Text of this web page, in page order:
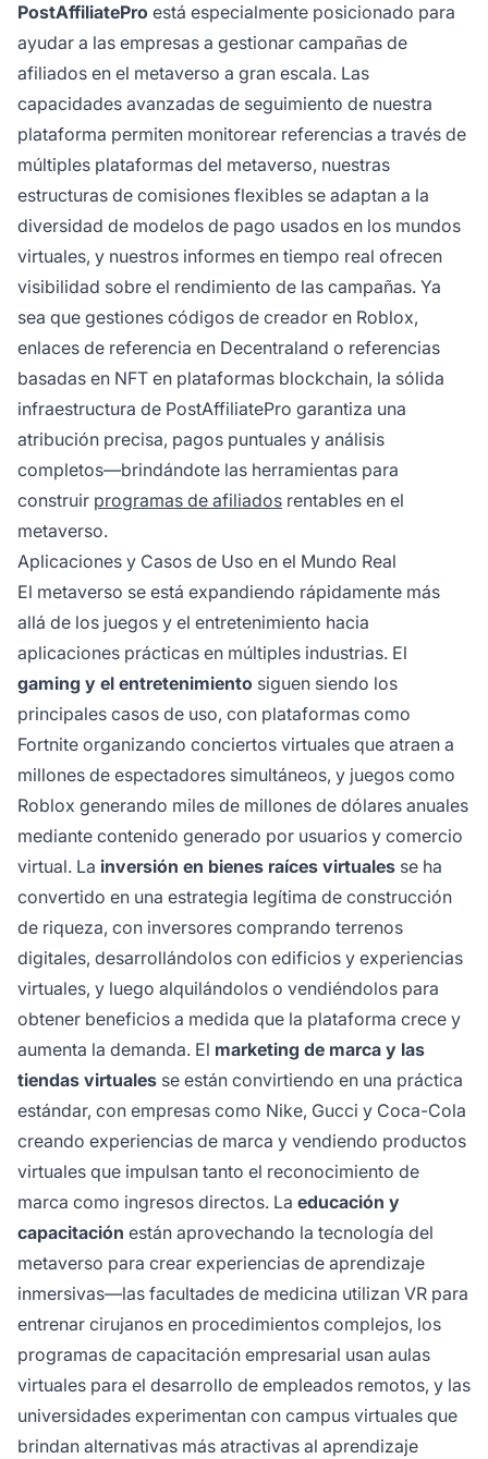
PostAffiliatePro está especialmente posicionado para
ayudar a las empresas a gestionar campañas de
afiliados en el metaverso a gran escala. Las
capacidades avanzadas de seguimiento de nuestra
plataforma permiten monitorear referencias a través de
múltiples plataformas del metaverso, nuestras
estructuras de comisiones flexibles se adaptan a la
diversidad de modelos de pago usados en los mundos
virtuales, y nuestros informes en tiempo real ofrecen
visibilidad sobre el rendimiento de las campañas. Ya
sea que gestiones códigos de creador en Roblox,
enlaces de referencia en Decentraland o referencias
basadas en NFT en plataformas blockchain, la sólida
infraestructura de PostAffiliatePro garantiza una
atribución precisa, pagos puntuales y análisis
completos—brindándote las herramientas para
construir programas de afiliados rentables en el
metaverso.
Aplicaciones y Casos de Uso en el Mundo Real
El metaverso se está expandiendo rápidamente más
allá de los juegos y el entretenimiento hacia
aplicaciones prácticas en múltiples industrias. El
gaming y el entretenimiento siguen siendo los
principales casos de uso, con plataformas como
Fortnite organizando conciertos virtuales que atraen a
millones de espectadores simultáneos, y juegos como
Roblox generando miles de millones de dólares anuales
mediante contenido generado por usuarios y comercio
virtual. La inversión en bienes raíces virtuales se ha
convertido en una estrategia legítima de construcción
de riqueza, con inversores comprando terrenos
digitales, desarrollándolos con edificios y experiencias
virtuales, y luego alquilándolos o vendiéndolos para
obtener beneficios a medida que la plataforma crece y
aumenta la demanda. El marketing de marca y las
tiendas virtuales se están convirtiendo en una práctica
estándar, con empresas como Nike, Gucci y Coca-Cola
creando experiencias de marca y vendiendo productos
virtuales que impulsan tanto el reconocimiento de
marca como ingresos directos. La educación y
capacitación están aprovechando la tecnología del
metaverso para crear experiencias de aprendizaje
inmersivas—las facultades de medicina utilizan VR para
entrenar cirujanos en procedimientos complejos, los
programas de capacitación empresarial usan aulas
virtuales para el desarrollo de empleados remotos, y las
universidades experimentan con campus virtuales que
brindan alternativas más atractivas al aprendizaje